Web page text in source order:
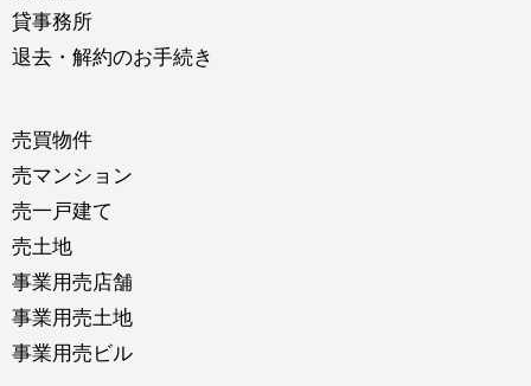
貸事務所
退去・解約のお手続き
売買物件
売マンション
売一戸建て
売土地
事業用売店舗
事業用売土地
事業用売ビル